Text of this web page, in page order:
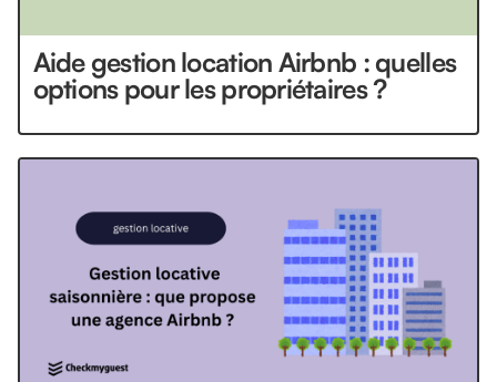
Aide gestion location Airbnb : quelles
options pour les propriétaires ?